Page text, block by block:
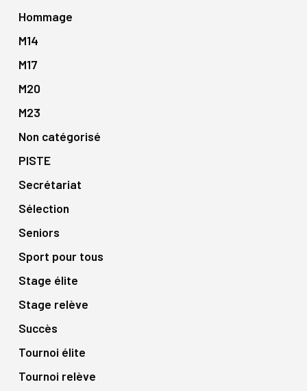
Hommage
M14
M17
M20
M23
Non catégorisé
PISTE
Secrétariat
Sélection
Seniors
Sport pour tous
Stage élite
Stage relève
Succès
Tournoi élite
Tournoi relève